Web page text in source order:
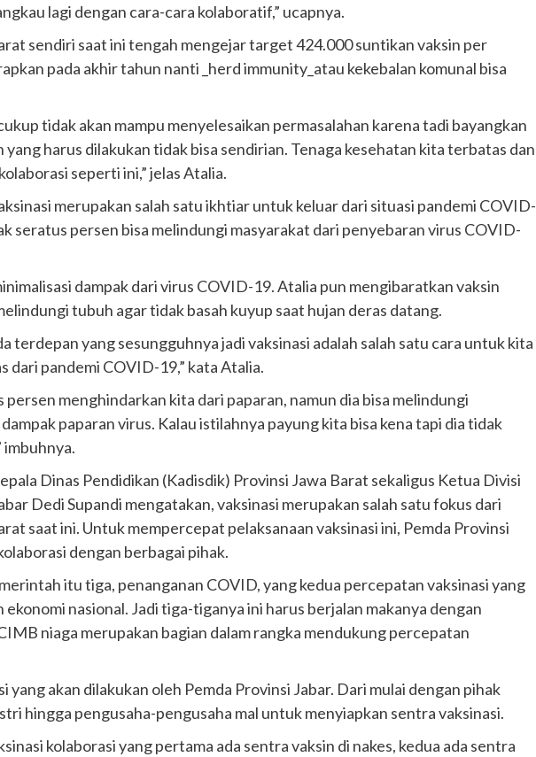
lagi dengan cara-cara kolaboratif,” ucapnya.
sendiri saat ini tengah mengejar target 424.000 suntikan vaksin per
pada akhir tahun nanti _herd immunity_atau kekebalan komunal bisa
tidak akan mampu menyelesaikan permasalahan karena tadi bayangkan
yang harus dilakukan tidak bisa sendirian. Tenaga kesehatan kita terbatas dan
seperti ini,” jelas Atalia.
merupakan salah satu ikhtiar untuk keluar dari situasi pandemi COVID-
seratus persen bisa melindungi masyarakat dari penyebaran virus COVID-
dampak dari virus COVID-19. Atalia pun mengibaratkan vaksin
tubuh agar tidak basah kuyup saat hujan deras datang.
terdepan yang sesungguhnya jadi vaksinasi adalah salah satu cara untuk kita
dari pandemi COVID-19,” kata Atalia.
persen menghindarkan kita dari paparan, namun dia bisa melindungi
paparan virus. Kalau istilahnya payung kita bisa kena tapi dia tidak
imbuhnya.
Dinas Pendidikan (Kadisdik) Provinsi Jawa Barat sekaligus Ketua Divisi
Dedi Supandi mengatakan, vaksinasi merupakan salah satu fokus dari
saat ini. Untuk mempercepat pelaksanaan vaksinasi ini, Pemda Provinsi
dengan berbagai pihak.
itu tiga, penanganan COVID, yang kedua percepatan vaksinasi yang
ekonomi nasional. Jadi tiga-tiganya ini harus berjalan makanya dengan
niaga merupakan bagian dalam rangka mendukung percepatan
yang akan dilakukan oleh Pemda Provinsi Jabar. Dari mulai dengan pihak
hingga pengusaha-pengusaha mal untuk menyiapkan sentra vaksinasi.
kolaborasi yang pertama ada sentra vaksin di nakes, kedua ada sentra